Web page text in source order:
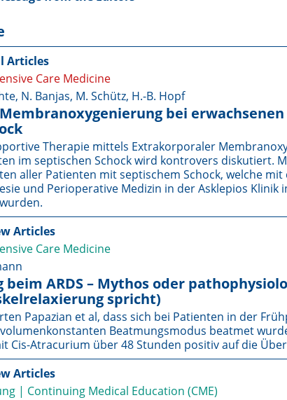
Articles
Care Medicine
N. Banjas, M. Schütz, H.-B. Hopf
bei
Therapie mittels Extrakorporaler
im septischen Schock wird kontrovers diskutiert.
aller Patienten mit septischem Schock, welche mit
und Perioperative Medizin in der Asklepios Klinik
Articles
Care Medicine
ARDS – Mythos oder
spricht)
Papazian et al, dass sich bei Patienten in der
Beatmungsmodus be­atmet
Cis-Atracurium über 48 Stunden positiv auf die
Articles
| Continuing Medical Education (CME)